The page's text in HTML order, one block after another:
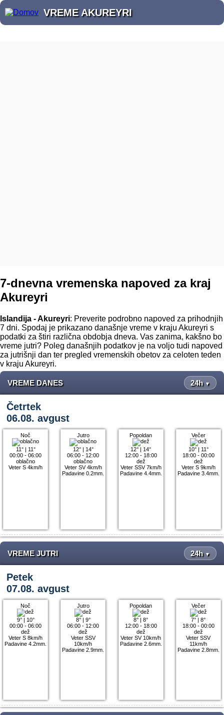
VREME AKUREYRI
7-dnevna vremenska napoved za kraj
Akureyri
Islandija - Akureyri: Preverite podrobno napoved za prihodnjih
7 dni. Spodaj je prikazano današnje vreme v kraju Akureyri s
podatki za štiri različna obdobja dneva. Vas zanima, kakšno bo
vreme jutri? Poleg današnjih podatkov je na voljo tudi napoved
za jutrišnji dan ter pregled vremenskih obetov za celoten teden
v kraju Akureyri.
VREME DANES 24h ▼
Četrtek
06.08. avgust
Noč
11°| 11°
00:00 - 06:00
oblačno
Veter S 4km/h
Jutro
12°| 14°
06:00 - 12:00
oblačno
Veter SV 4km/h
Padavine 0.2mm.
Popoldan
12° | 14°
12:00 - 18:00
dež
Veter SSV 7km/h
Padavine 4.4mm.
Večer
10°| 11°
18:00 - 00:00
dež
Veter S 9km/h
Padavine 3.4mm.
VREME JUTRI 24h ▼
Petek
07.08. avgust
Noč
9°| 10°
00:00 - 06:00
dež
Veter S 8km/h
Padavine 4.2mm.
Jutro
8°| 9°
06:00 - 12:00
dež
Veter SSV
10km/h
Padavine 2.9mm.
Popoldan
8° |8°
12:00 - 18:00
dež
Veter SV 10km/h
Padavine 2.6mm.
Večer
7° |8°
18:00 - 00:00
dež
Veter SSV
11km/h
Padavine 2.8mm.